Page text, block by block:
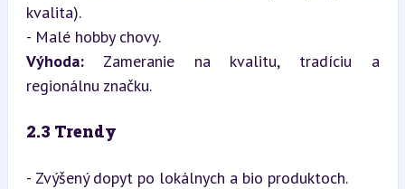
kvalita).
Výhoda: Zameranie na kvalitu, tradíciu a
regionálnu značku.
2.3 Trendy
- Zvýšený dopyt po lokálnych a bio produktoch.